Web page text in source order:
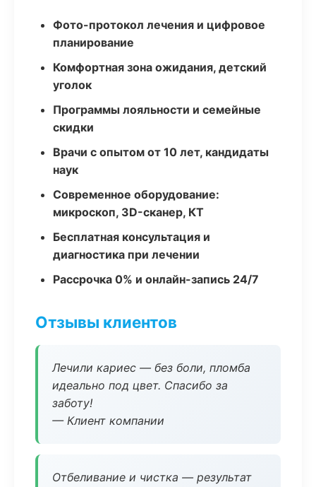
Фото-протокол лечения и цифровое
планирование
Комфортная зона ожидания, детский
уголок
Программы лояльности и семейные
скидки
Врачи с опытом от 10 лет, кандидаты
наук
Современное оборудование:
микроскоп, 3D-сканер, КТ
Бесплатная консультация и
диагностика при лечении
Рассрочка 0% и онлайн-запись 24/7
Отзывы клиентов
Лечили кариес — без боли, пломба
идеально под цвет. Спасибо за
заботу!
— Клиент компании
Отбеливание и чистка — результат